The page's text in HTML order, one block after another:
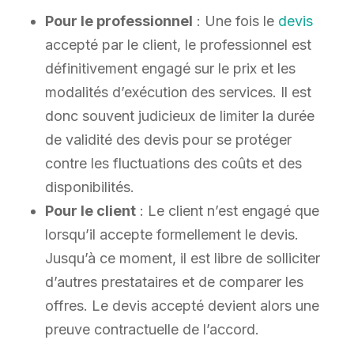
Pour le professionnel : Une fois le devis
accepté par le client, le professionnel est
définitivement engagé sur le prix et les
modalités d’exécution des services. Il est
donc souvent judicieux de limiter la durée
de validité des devis pour se protéger
contre les fluctuations des coûts et des
disponibilités.
Pour le client: Le client n’est engagé que
lorsqu’il accepte formellement le devis.
Jusqu’à ce moment, il est libre de solliciter
d’autres prestataires et de comparer les
offres. Le devis accepté devient alors une
preuve contractuelle de l’accord.